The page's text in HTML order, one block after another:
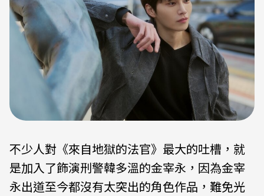
不少人對《來自地獄的法官》最大的吐槽，就
是加入了飾演刑警韓多溫的金宰永，因為金宰
永出道至今都沒有太突出的角色作品，難免光